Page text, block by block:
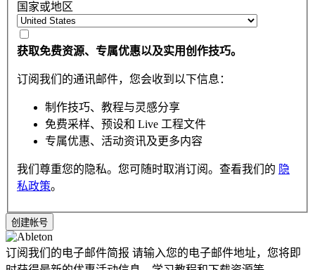
国家或地区
获取免费资源、专属优惠以及实用创作技巧。
订阅我们的通讯邮件，您会收到以下信息：
制作技巧、教程与灵感分享
免费采样、预设和 Live 工程文件
专属优惠、活动资讯及更多内容
我们尊重您的隐私。您可随时取消订阅。查看我们的 隐
私政策。
订阅我们的电子邮件简报 请输入您的电子邮件地址，您将即